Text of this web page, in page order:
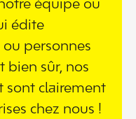
équipe ou
édite
ou personnes
bien sûr, nos
sont clairement
chez nous !